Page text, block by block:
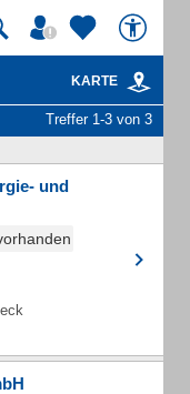
KARTE
Treffer 1-3 von 3
und